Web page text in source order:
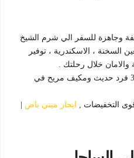
وجاهزة للسفر الي شرم الشيخ
السخنة ، الاسكندرية ، توفير
والامان خلال رحلتك .
اتوبيس مرسيدس للايجار يكفي 33 فرد حديث ومكيف مريح في
ايجار ميني باص